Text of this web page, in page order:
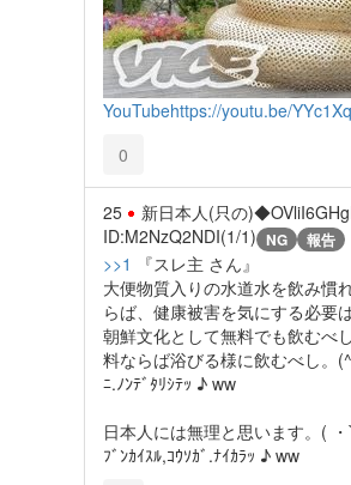
YouTubehttps://youtu.be/
0
25 新日本人(只の
ID:M2NzQ2NDI(1/1) NG 報告
>>1
『スレ主 さん』
大便物質入りの水道水を飲み慣
らば、健康被害を気にする必要
朝鮮文化として無料でも飲むべ
料ならば浴びる様に飲むべし。
ﾆ.ﾉﾝﾃﾞﾀﾘｼﾃｯ ♪ ww
日本人には無理と思います。( ・
ﾌﾞﾝｶｲｽﾙ,ｺｳｿｶﾞ.ﾅｲｶﾗｯ ♪ ww